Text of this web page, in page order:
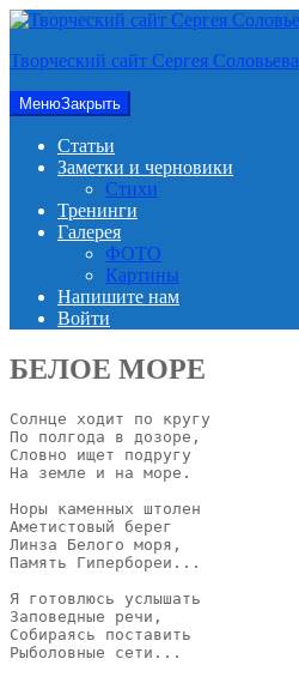
Перейти
содержимому
Творческий сайт Сергея Соловьева
МенюЗакрыть
Статьи
Заметки и черновики
Стихи
Тренинги
Галерея
ФОТО
Картины
Напишите нам
Войти
БЕЛОЕ МОРЕ
Солнце ходит по кругу
По полгода в дозоре,
Словно ищет подругу
На земле и на море.
Норы каменных штолен
Аметистовый берег
Линза Белого моря,
Память Гипербореи...
Я готовлюсь услышать
Заповедные речи,
Собираясь поставить
Рыболовные сети...